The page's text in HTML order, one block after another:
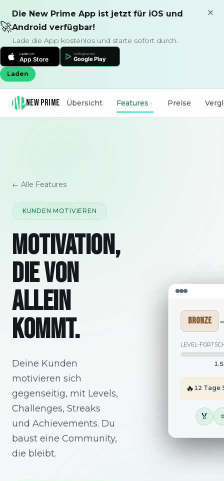
🚀
Die New Prime App ist jetzt für iOS und
Android verfügbar!
Lade die App kostenlos und starte sofort durch.
Laden
NEW PRIME Übersicht Features Preise
← Alle Features
KUNDEN MOTIVIEREN
MOTIVATION,
DIE VON
ALLEIN
KOMMT.
Deine Kunden
motivieren sich
gegenseitig, mit Levels,
Challenges, Streaks
und Achievements. Du
baust eine Community,
die bleibt.
BRONZE
LEVEL-
🔥12 Tage
🏅